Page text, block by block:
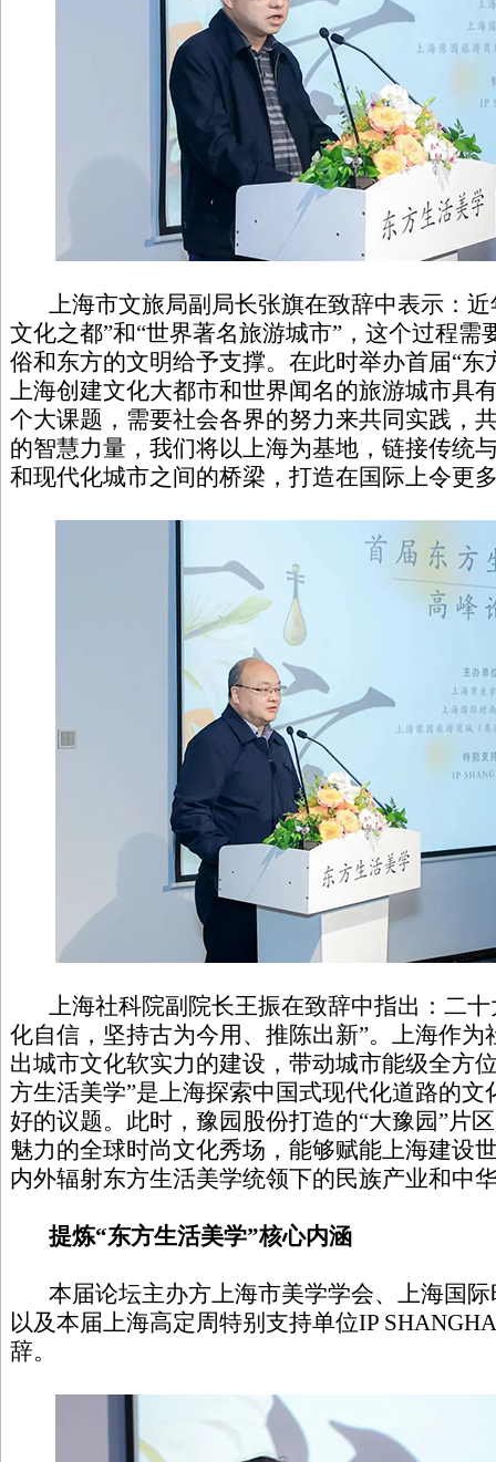
上海市文旅局副局长张旗在致辞中表示：近
文化之都”和“世界著名旅游城市”，这个过程需
俗和东方的文明给予支撑。在此时举办首届“东
上海创建文化大都市和世界闻名的旅游城市具
个大课题，需要社会各界的努力来共同实践，
的智慧力量，我们将以上海为基地，链接传统
和现代化城市之间的桥梁，打造在国际上令更
上海社科院副院长王振在致辞中指出：二十
化自信，坚持古为今用、推陈出新”。上海作
出城市文化软实力的建设，带动城市能级全方
方生活美学”是上海探索中国式现代化道路的
好的议题。此时，豫园股份打造的“大豫园”片
魅力的全球时尚文化秀场，能够赋能上海建设
内外辐射东方生活美学统领下的民族产业和中
提炼“东方生活美学”核心内涵
本届论坛主办方上海市美学学会、上海国际
以及本届上海高定周特别支持单位IP
辞。